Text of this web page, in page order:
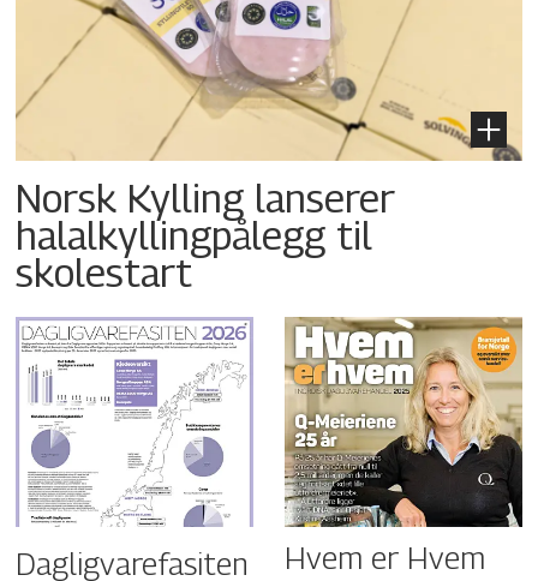
Norsk Kylling lanserer
halalkyllingpålegg til
skolestart
Dagligvarefasiten Hvem er Hvem